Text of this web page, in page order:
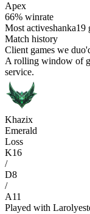
Apex
66% winrate
Most activeshanka19
Match history
Client games we
A rolling window of
service.
Khazix
Emerald
Loss
K16
/
D8
/
A11
Played with Larol